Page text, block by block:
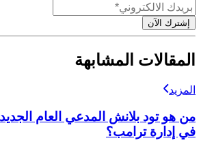
إشترك الآن
المقالات المشابهة
المزيد
من هو تود بلانش المدعي العام الجديد
في إدارة ترامب؟